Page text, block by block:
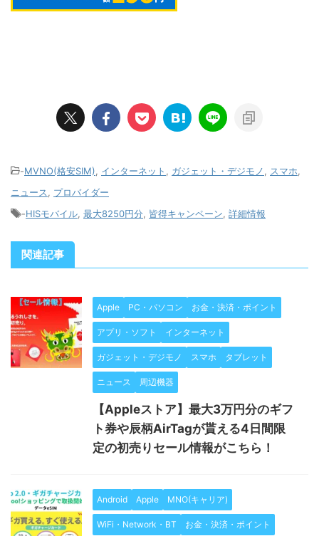
-MVNO(格安SIM) インターネット ガジェット・デジモノ スマホ
ニュース
プロバイダー
-HISモバイル 最大8250円分 皆得キャンペーン 詳細情報
関連記事
Apple PC・パソコン お金・決済・ポイント
アプリ・ソフト インターネット
ガジェット・デジモノ スマホ タブレット
ニュース 周辺機器
【Appleストア】最大3万円分のギフ
ト券や辰柄AirTagが貰える4日間限
定の初売りセール情報がこちら！
Android Apple MNO(キャリア)
WiFi・Network・BT お金・決済・ポイント